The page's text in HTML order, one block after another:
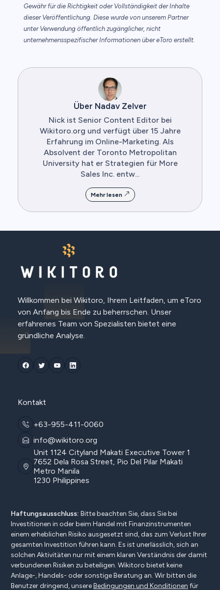
Gewähr für die Richtigkeit oder Vollständigkeit der Inhalte
dieser Veröffentlichung. Diese wurde von unserem Partner
unter Verwendung öffentlich zugänglicher, nicht
unternehmensspezifischer Informationen über eToro erstellt.
Über Nadav Zelver
Nick ist Senior Content Editor bei
Wikitoro.org und verfügt über 15 Jahre
Erfahrung im Online-Marketing. Als
Absolvent der Toronto Metropolitan
University hat er Strategien für More
Sales Inc. entw...
Mehr lesen
Willkommen bei Wikitoro, Ihrem Leitfaden, um eToro
von Anfang bis Ende zu beherrschen. Unser
erfahrenes Team von Spezialisten bietet eine
gründliche Analyse.
Kontakt
+63-955-411-0060
info@wikitoro.org
Unit 1124 Cityland Makati Executive Tower 1
7652 Dela Rosa Street, Pio Del Pilar Makati
Metro Manila
1230 Philippines
Haftungsausschluss: Bitte beachten Sie, dass Sie bei
Investitionen in oder beim Handel mit Finanzinstrumenten
einem erheblichen Risiko ausgesetzt sind, das zum Verlust Ihrer
gesamten Investition führen kann. Es ist unerlässlich, sich an
solchen Aktivitäten nur mit einem klaren Verständnis der damit
verbundenen Risiken zu beteiligen. Wikitoro bietet keine
Anlage-, Handels- oder sonstige Beratung an. Wir bitten die
Benutzer dringend, unsereBedingungen und Konditionen für